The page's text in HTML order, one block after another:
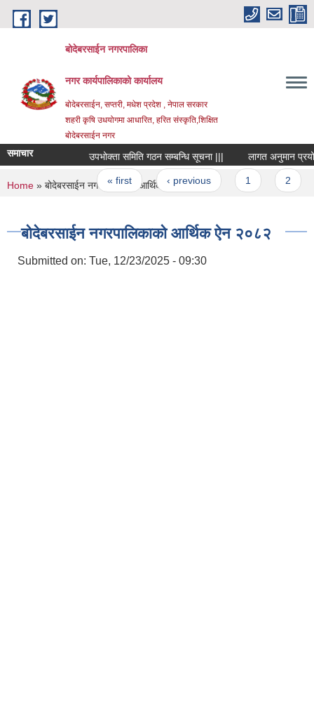
Skip to main content
बोदेबरसाईन नगरपालिका
नगर कार्यपालिकाको कार्यालय
बोदेबरसाईन, सप्तरी, मधेश प्रदेश , नेपाल सरकार
शहरी कृषि उधयोगमा आधारित, हरित संस्कृति,शिक्षित
बोदेबरसाईन नगर
समाचार उपभोक्ता समिति गठन सम्बन्धि सूचना ||| लागत अनुमान
Pages
« first ‹ previous
You are here
Home » बोदेबरसाईन नगरपालिकाको आर्थिक ऐन २०८२
बोदेबरसाईन नगरपालिकाको आर्थिक ऐन २०८२
Submitted on: Tue, 12/23/2025 - 09:30